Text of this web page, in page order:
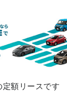
定額リースです